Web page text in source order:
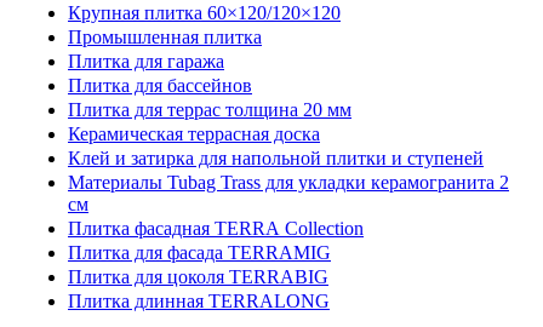
Крупная плитка 60×120/120×120
Промышленная плитка
Плитка для гаража
Плитка для бассейнов
Плитка для террас толщина 20 мм
Керамическая террасная доска
Клей и затирка для напольной плитки и ступеней
Материалы Tubag Trass для укладки керамогранита 2
см
Плитка фасадная TERRA Collection
Плитка для фасада TERRAMIG
Плитка для цоколя TERRABIG
Плитка длинная TERRALONG